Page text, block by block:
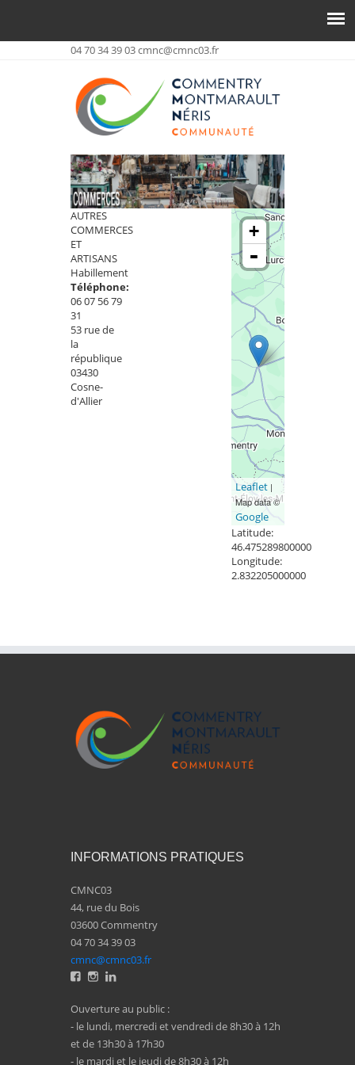
04 70 34 39 03cmnc@cmnc03.fr
AUTRES
COMMERCES
ET
ARTISANS
Habillement
Téléphone:
06 07 56 79
31
53 rue de
la
république
03430
Cosne-
d'Allier
+
-
Leaflet|
Map data ©
Google
Latitude:
46.475289800000
Longitude:
2.832205000000
INFORMATIONS PRATIQUES
CMNC03
44, rue du Bois
03600 Commentry
04 70 34 39 03
cmnc@cmnc03.fr
Ouverture au public :
- le lundi, mercredi et vendredi de 8h30 à 12h
et de 13h30 à 17h30
- le mardi et le jeudi de 8h30 à 12h